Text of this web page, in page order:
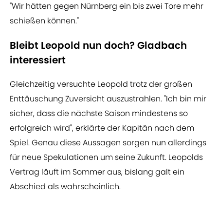
"Wir hätten gegen Nürnberg ein bis zwei Tore mehr
schießen können."
Bleibt Leopold nun doch? Gladbach
interessiert
Gleichzeitig versuchte Leopold trotz der großen
Enttäuschung Zuversicht auszustrahlen. "Ich bin mir
sicher, dass die nächste Saison mindestens so
erfolgreich wird", erklärte der Kapitän nach dem
Spiel. Genau diese Aussagen sorgen nun allerdings
für neue Spekulationen um seine Zukunft. Leopolds
Vertrag läuft im Sommer aus, bislang galt ein
Abschied als wahrscheinlich.